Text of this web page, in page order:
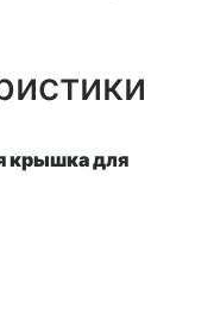
крышка для